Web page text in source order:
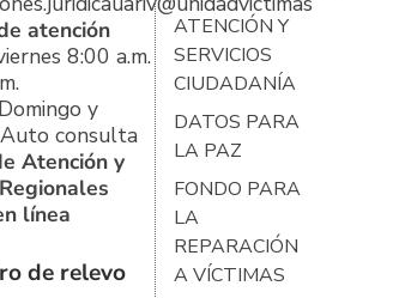
atención
8:00 a.m.
y
consulta
Atención y
línea
de relevo
ATENCIÓN Y
SERVICIOS
CIUDADANÍA
DATOS PARA
LA PAZ
FONDO PARA
LA
REPARACIÓN
A VÍCTIMAS